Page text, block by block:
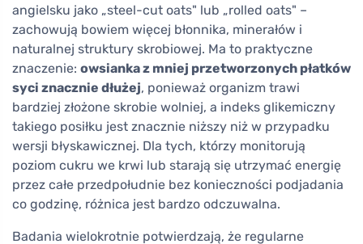
angielsku jako „steel-cut oats" lub „rolled oats" –
zachowują bowiem więcej błonnika, minerałów i
naturalnej struktury skrobiowej. Ma to praktyczne
znaczenie: owsianka z mniej przetworzonych płatków
syci znacznie dłużej, ponieważ organizm trawi
bardziej złożone skrobie wolniej, a indeks glikemiczny
takiego posiłku jest znacznie niższy niż w przypadku
wersji błyskawicznej. Dla tych, którzy monitorują
poziom cukru we krwi lub starają się utrzymać energię
przez całe przedpołudnie bez konieczności podjadania
co godzinę, różnica jest bardzo odczuwalna.
Badania wielokrotnie potwierdzają, że regularne